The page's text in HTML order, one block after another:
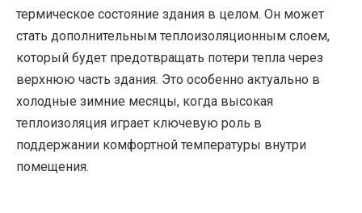
термическое состояние здания в целом. Он может
стать дополнительным теплоизоляционным слоем,
который будет предотвращать потери тепла через
верхнюю часть здания. Это особенно актуально в
холодные зимние месяцы, когда высокая
теплоизоляция играет ключевую роль в
поддержании комфортной температуры внутри
помещения.